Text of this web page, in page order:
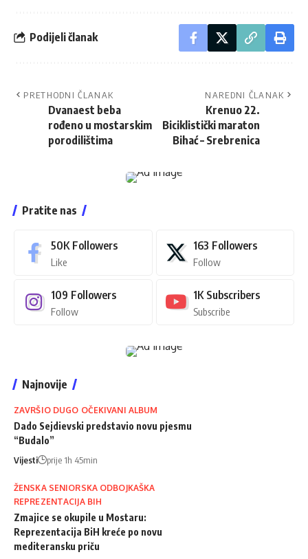
Podijeli članak
PRETHODNI ČLANAK
Dvanaest beba
rođeno u mostarskim
porodilištima
NAREDNI ČLANAK
Krenuo 22.
Biciklistički maraton
Bihać – Srebrenica
Pratite nas
50K Followers
Like
163 Followers
Follow
109 Followers
Follow
1K Subscribers
Subscribe
Najnovije
ZAVRŠIO DUGO OČEKIVANI ALBUM
Dado Sejdievski predstavio novu pjesmu
“Budalo”
Vijesti prije 1h 45min
ŽENSKA SENIORSKA ODBOJKAŠKA
REPREZENTACIJA BIH
Zmajice se okupile u Mostaru:
Reprezentacija BiH kreće po novu
mediteransku priču